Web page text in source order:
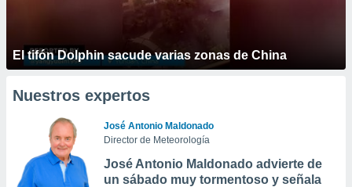
El tifón Dolphin sacude varias zonas de China
Nuestros expertos
José Antonio Maldonado
Director de Meteorología
José Antonio Maldonado advierte de
un sábado muy tormentoso y señala